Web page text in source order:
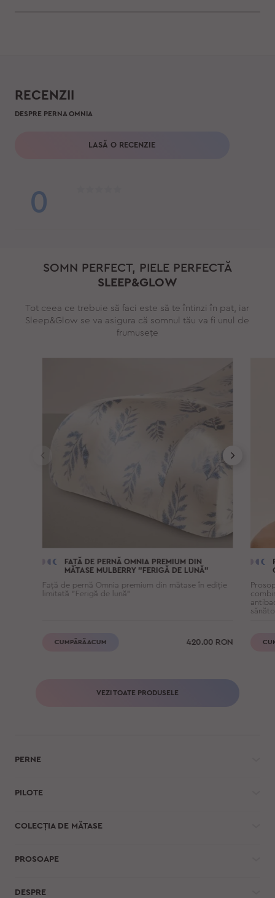
RECENZII
DESPRE PERNA OMNIA
LASĂ O RECENZIE
0
SOMN PERFECT, PIELE PERFECTĂ
SLEEP&GLOW
Tot ceea ce trebuie să faci este să te întinzi în pat, iar
Sleep&Glow se va asigura că somnul tău va fi unul de
frumusețe
FAȚĂ DE PERNĂ OMNIA PREMIUM DIN
MĂTASE MULBERRY "FERIGĂ DE LUNĂ"
Față de pernă Omnia premium din mătase în ediție
limitată "Ferigă de lună"
CUMPĂRĂ ACUM 420.00 RON
VEZI TOATE PRODUSELE
PERNE
PILOTE
COLECȚIA DE MĂTASE
PROSOAPE
DESPRE